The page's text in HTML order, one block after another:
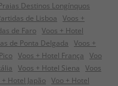
Destinos Longínquos
de Lisboa Voos +
de Faro Voos + Hotel
de Ponta Delgada Voos +
Voos + Hotel França Voo
Voos + Hotel Siena Voos
+ Hotel Japão Voo + Hotel